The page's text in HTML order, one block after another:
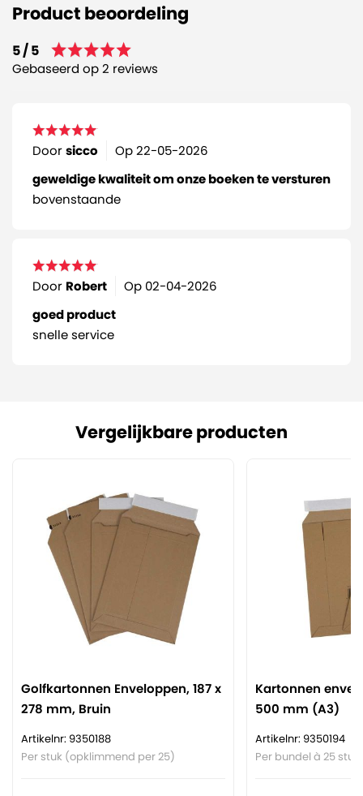
Product beoordeling
5 / 5
Gebaseerd op 2 reviews
Doorsicco Op22-05-2026
geweldige kwaliteit om onze boeken te versturen
bovenstaande
Door Robert Op 02-04-2026
goed product
snelle service
Vergelijkbare producten
Golfkartonnen Enveloppen, 187 x
278 mm, Bruin
Artikelnr: 9350188
Per stuk (opklimmend per 25)
Kartonnen
500 mm (A3)
Artikelnr: 9350194
Per bundel à 25